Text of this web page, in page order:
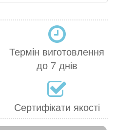
Термін виготовлення
до 7 днів
Сертифікати якості